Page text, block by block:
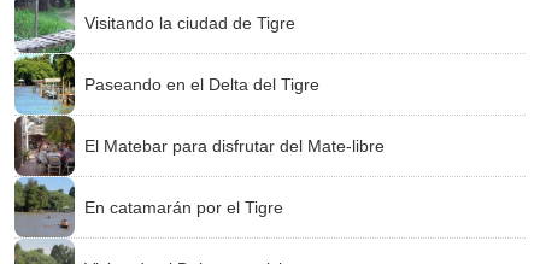
Visitando la ciudad de Tigre
Paseando en el Delta del Tigre
El Matebar para disfrutar del Mate-libre
En catamarán por el Tigre